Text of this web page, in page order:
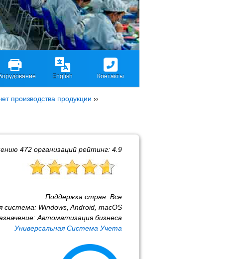
English Контакты
производства продукции ››
472 организаций рейтинг: 4.9
Поддержка стран: Все
система: Windows, Android, macOS
Автоматизация бизнеса
Универсальная Система Учета